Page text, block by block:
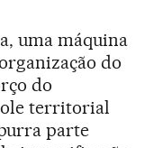
uma máquina
do
do
territorial
parte